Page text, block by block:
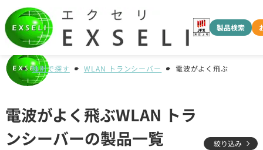
製品検索
種別で探す WLAN トランシーバー 電波がよく飛ぶ
電波がよく飛ぶWLAN トラ
ンシーバーの製品一覧
絞り込み